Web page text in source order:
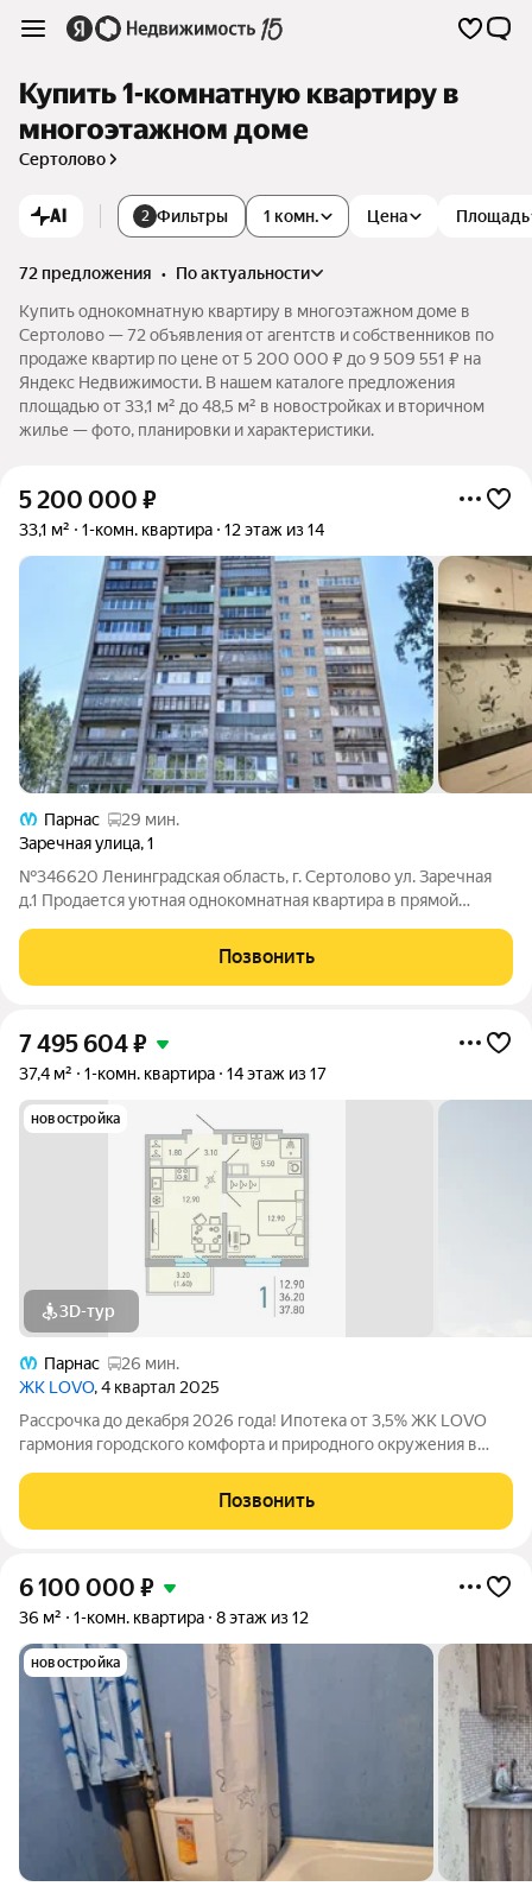
Купить 1-комнатную квартиру в
многоэтажном доме
Сертолово
AI 2 Фильтры 1 комн. Цена Площадь
72 предложения •
по актуальности
Купить однокомнатную квартиру в многоэтажном доме в
Сертолово — 72 объявления от агентств и собственников по
продаже квартир по цене от 5 200 000 ₽ до 9 509 551 ₽ на
Яндекс Недвижимости. В нашем каталоге предложения
площадью от 33,1 м² до 48,5 м² в новостройках и вторичном
жилье — фото, планировки и характеристики.
5 200 000 ₽
33,1 м² 1-комн. квартира 12 этаж из 14
Парнас
29 мин.
Заречная улица,1
№346620 Ленинградская область, г. Сертолово ул. Заречная
д.1 Продается уютная однокомнатная квартира в прямой
площадка, больница и магазины, почта, аптека, WB и Озон, что
делает проживание здесь
Позвонить
7 495 604₽
37,4 м² 1-комн. квартира 14 этаж из 17
новостройка
3D-тур
Парнас
26 мин.
ЖК LOVO, 4 квартал 2025
Рассрочка до декабря 2026 года! Ипотека от 3,5% ЖК LOVO
гармония городского комфорта и природного окружения в
Позвонить
6 100 000 ₽
36 м² 1-комн. квартира 8 этаж из 12
новостройка